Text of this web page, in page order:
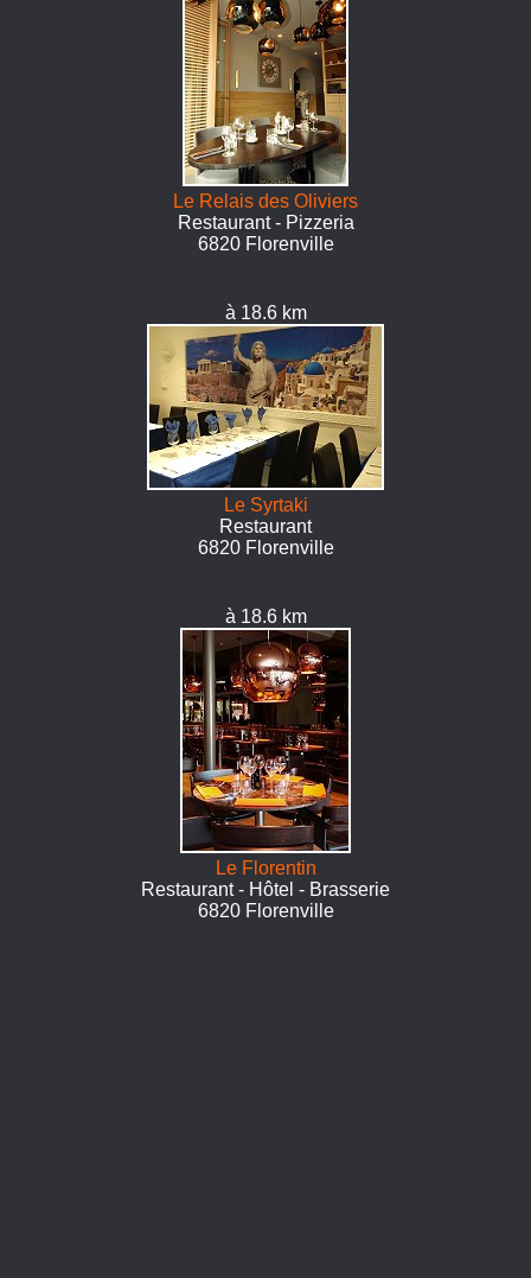
Le Relais des Oliviers
Restaurant - Pizzeria
6820 Florenville
à 18.6 km
Le Syrtaki
Restaurant
6820 Florenville
à 18.6 km
Le Florentin
Restaurant - Hôtel - Brasserie
6820 Florenville